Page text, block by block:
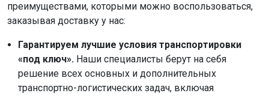
преимуществами, которыми можно воспользоваться,
заказывая доставку у нас:
Гарантируем лучшие условия транспортировки
«под ключ». Наши специалисты берут на себя
решение всех основных и дополнительных
транспортно-логистических задач, включая